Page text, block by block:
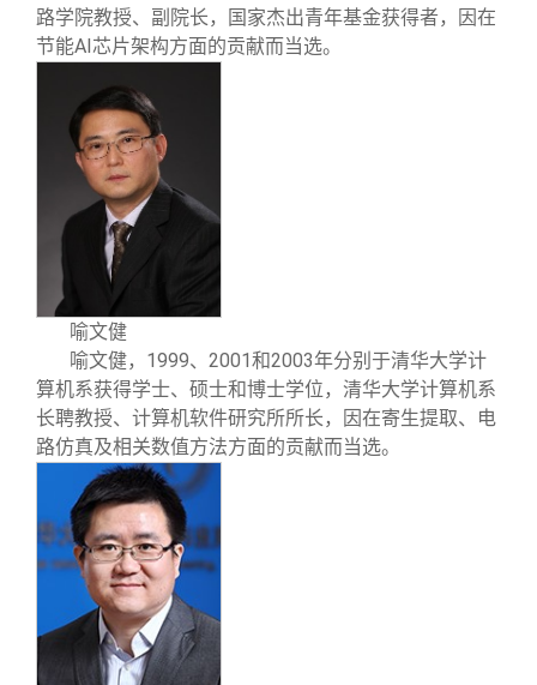
路学院教授、副院长，国家杰出青年基金获得者，因在
节能AI芯片架构方面的贡献而当选。
喻文健
喻文健， 1999、 2001和2003年分别于清华大学计
算机系获得学士、硕士和博士学位，清华大学计算机系
长聘教授、计算机软件研究所所长，因在寄生提取、电
路仿真及相关数值方法方面的贡献而当选。